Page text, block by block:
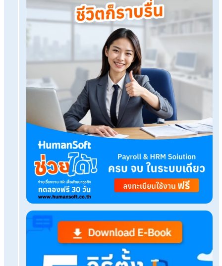
โปรแกรมเงินเดือน HumanSoft
ทดลองใช้ฟรี 30 วันครบทุกฟังก์ชัน
ไม่มีค่าใช้จ่ายใดๆ ทั้งสิ้น
ทดลองใช้งานฟรี
Tags:
Resilience skill
เรื่องที่คุณอาจสนใจ
Mentoring คืออะไร ต้องใช้ทักษะสำคัญอะไรบ้าง?